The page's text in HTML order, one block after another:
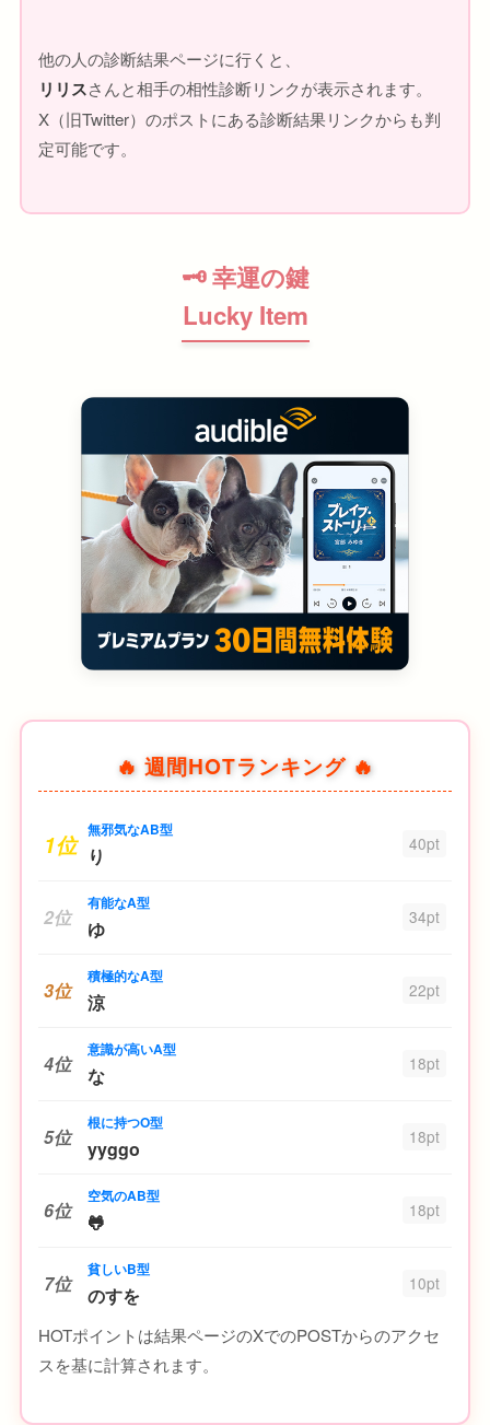
他の人の診断結果ページに行くと、
リリスさんと相手の相性診断リンクが表示されます。
X（旧Twitter）のポストにある診断結果リンクからも判
定可能です。
🗝 幸運の鍵
Lucky Item
🔥 週間HOTランキング 🔥
1位 無邪気なAB型
り 40pt
2位
有能なA型
ゆ 34pt
3位
積極的なA型
涼 22pt
4位
意識が高いA型
な 18pt
5位
根に持つO型
yyggo 18pt
6位
空気のAB型
🐸 18pt
7位
貧しいB型
のすを 10pt
HOTポイントは結果ページのXでのPOSTからのアクセ
スを基に計算されます。